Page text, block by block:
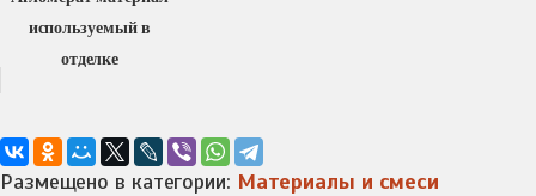
используемый в
отделке
Размещено в категории: Материалы и смеси